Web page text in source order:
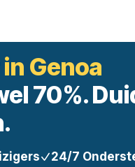
Genoa
70%.
24/7